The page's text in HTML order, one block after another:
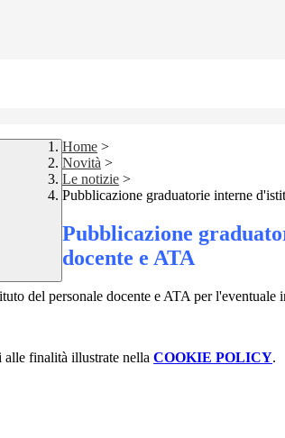
Home >
Novità >
Le notizie >
Pubblicazione graduatorie interne
Pubblicazione
docente e ATA
del personale docente e ATA per l'eventuale
finalità illustrate nella COOKIE POLICY.